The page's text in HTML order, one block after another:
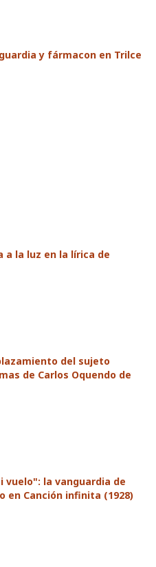
y fármacon en Trilce
a la luz en la lírica de
del sujeto
de Carlos Oquendo de
la vanguardia de
en Canción infinita (1928)